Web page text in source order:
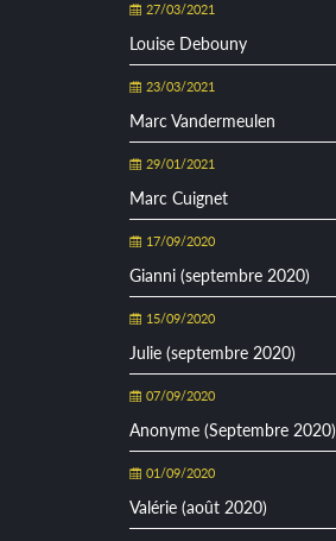
27/03/2021
Louise Debouny
23/03/2021
Marc Vandermeulen
29/01/2021
Marc Cuignet
17/09/2020
Gianni (septembre 2020)
15/09/2020
Julie (septembre 2020)
07/09/2020
Anonyme (Septembre 2020)
01/09/2020
Valérie (août 2020)